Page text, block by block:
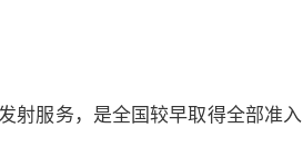
射服务，是全国较早取得全部准入